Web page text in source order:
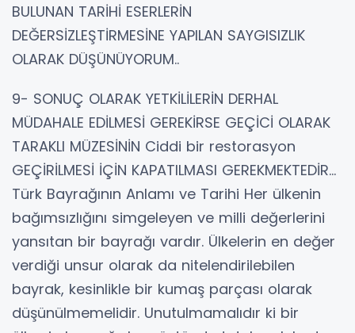
BULUNAN TARİHİ ESERLERİN
DEĞERSİZLEŞTİRMESİNE YAPILAN SAYGISIZLIK
OLARAK DÜŞÜNÜYORUM..
9- SONUÇ OLARAK YETKİLİLERİN DERHAL
MÜDAHALE EDİLMESİ GEREKİRSE GEÇİCİ OLARAK
TARAKLI MÜZESİNİN Ciddi bir restorasyon
GEÇİRİLMESİ İÇİN KAPATILMASI GEREKMEKTEDİR...
Türk Bayrağının Anlamı ve Tarihi Her ülkenin
bağımsızlığını simgeleyen ve milli değerlerini
yansıtan bir bayrağı vardır. Ülkelerin en değer
verdiği unsur olarak da nitelendirilebilen
bayrak, kesinlikle bir kumaş parçası olarak
düşünülmemelidir. Unutulmamalıdır ki bir